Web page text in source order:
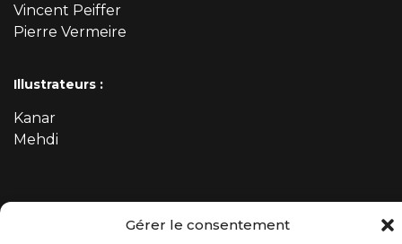
Gérer le consentement
Vincent Peiffer
Pierre Vermeire
Illustrateurs :
Kanar
Mehdi